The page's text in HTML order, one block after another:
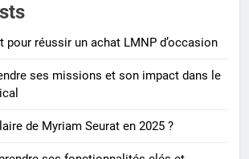
pour réussir un achat LMNP d’occasion
ses missions et son impact dans le
de Myriam Seurat en 2025 ?